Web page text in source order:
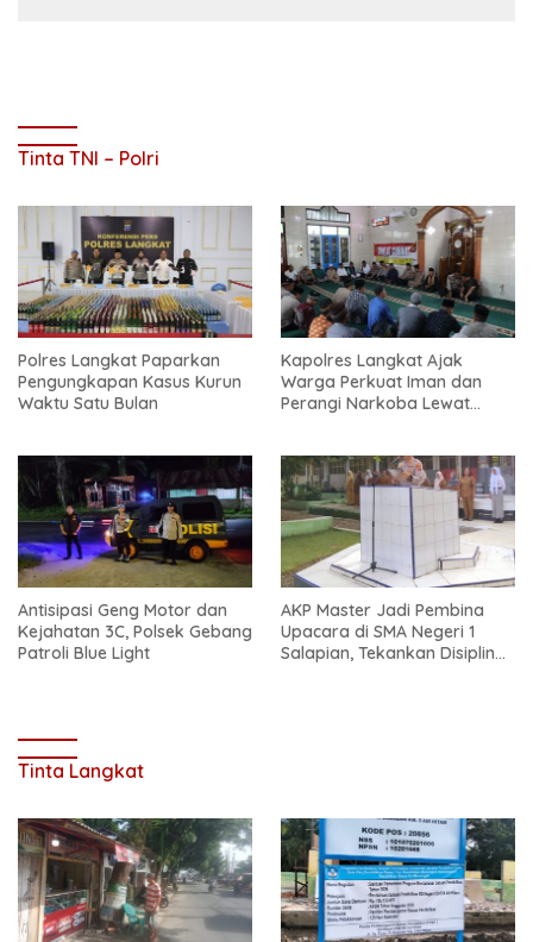
Tinta TNI – Polri
Polres Langkat Paparkan
Pengungkapan Kasus Kurun
Waktu Satu Bulan
Kapolres Langkat Ajak
Warga Perkuat Iman dan
Perangi Narkoba Lewat
Antisipasi Geng Motor dan
Kejahatan 3C, Polsek Gebang
Patroli Blue Light
AKP Master Jadi Pembina
Upacara di SMA Negeri 1
Salapian, Tekankan Disiplin
Tinta Langkat